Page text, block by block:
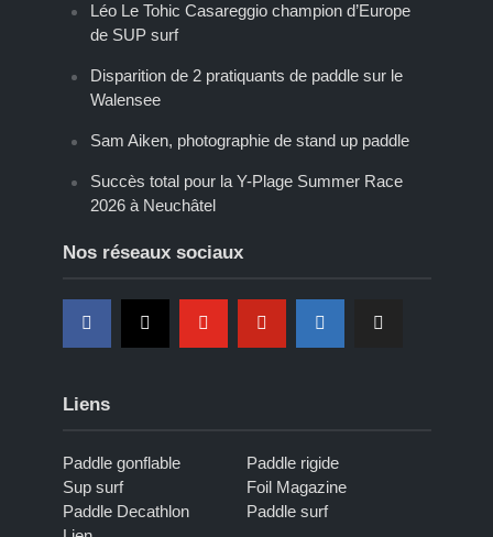
Léo Le Tohic Casareggio champion d’Europe
de SUP surf
Disparition de 2 pratiquants de paddle sur le
Walensee
Sam Aiken, photographie de stand up paddle
Succès total pour la Y-Plage Summer Race
2026 à Neuchâtel
Nos réseaux sociaux
Liens
Paddle gonflable
Paddle rigide
Sup surf
Foil Magazine
Paddle Decathlon
Paddle surf